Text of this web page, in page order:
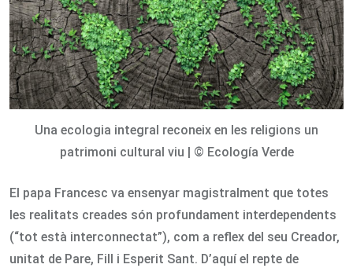
Una ecologia integral reconeix en les religions un
patrimoni cultural viu | © Ecología Verde
El papa Francesc va ensenyar magistralment que totes
les realitats creades són profundament interdependents
(“tot està interconnectat”), com a reflex del seu Creador,
unitat de Pare, Fill i Esperit Sant. D’aquí el repte de